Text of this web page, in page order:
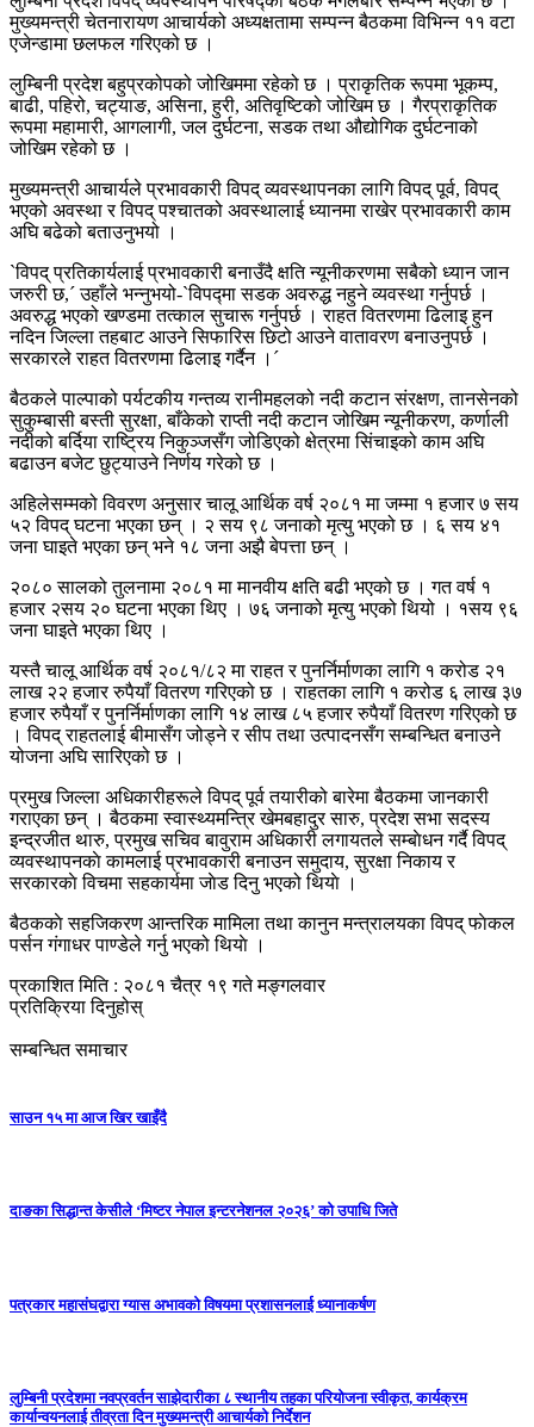
मुख्यमन्त्री चेतनारायण आचार्यको अध्यक्षतामा सम्पन्न बैठकमा विभिन्न ११ वटा
एजेन्डामा छलफल गरिएको छ ।
लुम्बिनी प्रदेश बहुप्रकोपको जोखिममा रहेको छ । प्राकृतिक रूपमा भूकम्प,
बाढी, पहिरो, चट्याङ, असिना, हुरी, अतिवृष्टिको जोखिम छ । गैरप्राकृतिक
रूपमा महामारी, आगलागी, जल दुर्घटना, सडक तथा औद्योगिक दुर्घटनाको
जोखिम रहेको छ ।
मुख्यमन्त्री आचार्यले प्रभावकारी विपद् व्यवस्थापनका लागि विपद् पूर्व, विपद्
भएको अवस्था र विपद् पश्चातको अवस्थालाई ध्यानमा राखेर प्रभावकारी काम
अघि बढेको बताउनुभयो ।
`विपद् प्रतिकार्यलाई प्रभावकारी बनाउँदै क्षति न्यूनीकरणमा सबैको ध्यान जान
जरुरी छ,´ उहाँले भन्नुभयो-`विपद्मा सडक अवरुद्ध नहुने व्यवस्था गर्नुपर्छ ।
अवरुद्ध भएको खण्डमा तत्काल सुचारू गर्नुपर्छ । राहत वितरणमा ढिलाइ हुन
नदिन जिल्ला तहबाट आउने सिफारिस छिटो आउने वातावरण बनाउनुपर्छ ।
सरकारले राहत वितरणमा ढिलाइ गर्दैन ।´
बैठकले पाल्पाको पर्यटकीय गन्तव्य रानीमहलको नदी कटान संरक्षण, तानसेनको
सुकुम्बासी बस्ती सुरक्षा, बाँकेको राप्ती नदी कटान जोखिम न्यूनीकरण, कर्णाली
नदीको बर्दिया राष्ट्रिय निकुञ्जसँग जोडिएको क्षेत्रमा सिंचाइको काम अघि
बढाउन बजेट छुट्याउने निर्णय गरेको छ ।
अहिलेसम्मको विवरण अनुसार चालू आर्थिक वर्ष २०८१ मा जम्मा १ हजार ७ सय
५२ विपद् घटना भएका छन् । २ सय ९८ जनाको मृत्यु भएको छ । ६ सय ४१
जना घाइते भएका छन् भने १८ जना अझै बेपत्ता छन् ।
२०८० सालको तुलनामा २०८१ मा मानवीय क्षति बढी भएको छ । गत वर्ष १
हजार २सय २० घटना भएका थिए । ७६ जनाको मृत्यु भएको थियो । १सय ९६
जना घाइते भएका थिए ।
यस्तै चालू आर्थिक वर्ष २०८१/८२ मा राहत र पुनर्निर्माणका लागि १ करोड २१
लाख २२ हजार रुपैयाँ वितरण गरिएको छ । राहतका लागि १ करोड ६ लाख ३७
हजार रुपैयाँ र पुनर्निर्माणका लागि १४ लाख ८५ हजार रुपैयाँ वितरण गरिएको छ
। विपद् राहतलाई बीमासँग जोड्ने र सीप तथा उत्पादनसँग सम्बन्धित बनाउने
योजना अघि सारिएको छ ।
प्रमुख जिल्ला अधिकारीहरूले विपद् पूर्व तयारीको बारेमा बैठकमा जानकारी
गराएका छन् । बैठकमा स्वास्थ्यमन्त्रि खेमबहादुर सारु, प्रदेश सभा सदस्य
इन्द्रजीत थारु, प्रमुख सचिव बावुराम अधिकारी लगायतले सम्बाेधन गर्दै विपद्
व्यवस्थापनकाे कामलाई प्रभावकारी बनाउन समुदाय, सुरक्षा निकाय र
सरकारकाे विचमा सहकार्यमा जाेड दिनु भएको थियाे ।
बैठककाे सहजिकरण आन्तरिक मामिला तथा कानुन मन्त्रालयका विपद् फाेकल
पर्सन गंगाधर पाण्डेले गर्नु भएको थियाे ।
प्रकाशित मिति : २०८१ चैत्र १९ गते मङ्गलवार
प्रतिक्रिया दिनुहोस्
सम्बन्धित समाचार
साउन १५ मा आज खिर खाइँदै
दाङका सिद्धान्त केसीले ‘मिष्टर नेपाल इन्टरनेशनल २०२६’ को उपाधि जिते
पत्रकार महासंघद्वारा ग्यास अभावको विषयमा प्रशासनलाई ध्यानाकर्षण
लुम्बिनी प्रदेशमा नवप्रवर्तन साझेदारीका ८ स्थानीय तहका परियोजना स्वीकृत, कार्यक्रम
कार्यान्वयनलाई तीव्रता दिन मुख्यमन्त्री आचार्यको निर्देशन